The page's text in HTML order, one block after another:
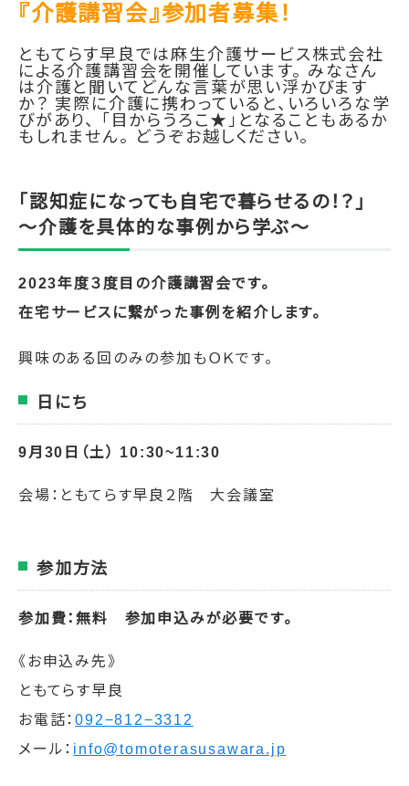
『介護講習会』参加者募集！
ともてらす早良では麻生介護サービス株式会社
による介護講習会を開催しています。 みなさん
は介護と聞いてどんな言葉が思い浮かびます
か？ 実際に介護に携わっていると、いろいろな学
びがあり、 「目からうろこ★」となることもあるか
もしれません。 どうぞお越しください。
「認知症になっても自宅で暮らせるの！？」
～介護を具体的な事例から学ぶ～
2023年度３度目の介護講習会です。
在宅サービスに繋がった事例を紹介します。
興味のある回のみの参加もＯＫです。
日にち
9月30日（土） 10:30~11:30
会場：ともてらす早良２階 大会議室
参加方法
参加費：無料 参加申込みが必要です。
《お申込み先》
ともてらす早良
お電話：092−812−3312
メール： info@tomoterasusawara.jp